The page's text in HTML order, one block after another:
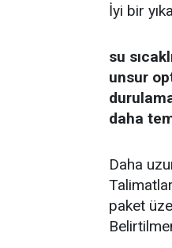
İyi bir
su
unsur
daha
Daha
paket